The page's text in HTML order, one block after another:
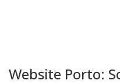
Website Porto: